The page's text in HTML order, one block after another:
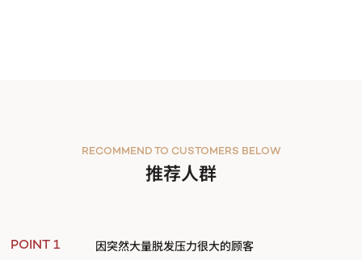
推荐人群
RECOMMEND TO CUSTOMERS BELOW
POINT 1 因突然大量脱发压力很大的顾客